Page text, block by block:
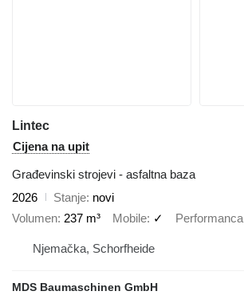
Lintec
Cijena na upit
Građevinski strojevi - asfaltna baza
2026
Stanje novi
Volumen 237 m³ Mobile ✓ Performanca
Njemačka, Schorfheide
MDS Baumaschinen GmbH